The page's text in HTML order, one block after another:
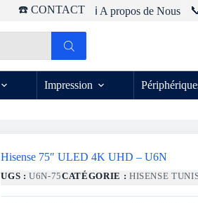
☎️ CONTACT ℹ️ A propos de Nous
Impression
Hisense 75″ ULED 4K UHD – U6N
UGS :U6N-75CATÉGORIE : HISENSE